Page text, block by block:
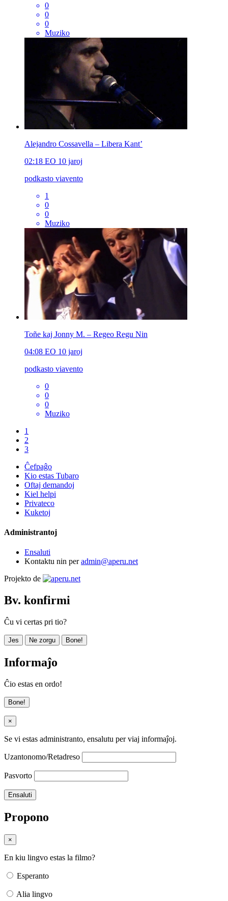
0
0
0
Muziko
Alejandro Cossavella – Libera Kant’
02:18 EO 10 jaroj
podkasto viavento
1
0
0
Muziko
Toñe kaj Jonny M. – Regeo Regu Nin
04:08 EO 10 jaroj
podkasto viavento
0
0
0
Muziko
1
2
3
Ĉefpaĝo
Kio estas Tubaro
Oftaj demandoj
Kiel helpi
Privateco
Kuketoj
Administrantoj
Ensaluti
Kontaktu nin peradmin@aperu.net
Projekto de
Bv. konfirmi
Ĉu vi certas pri tio?
Jes Ne zorgu Bone!
Informaĵo
Ĉio estas en ordo!
Bone!
×
Se vi estas administranto, ensalutu per viaj informaĵoj.
Uzantonomo/Retadreso
Pasvorto
Propono
×
En kiu lingvo estas la filmo?
Esperanto
Alia lingvo